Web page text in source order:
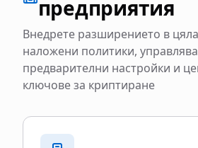
предприятия
Внедрете разширението в
наложени политики,
предварителни настройки и
ключове за криптиране